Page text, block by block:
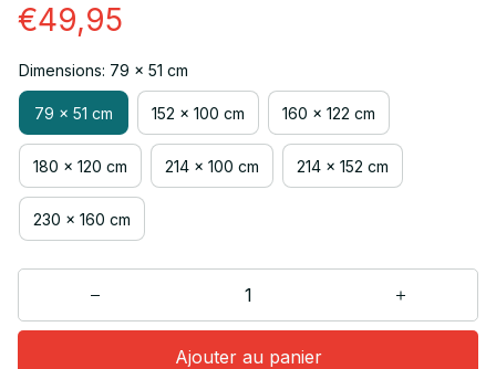
€49,95
Dimensions: 79 x 51 cm
79 x 51 cm 152 x 100 cm 160 x 122 cm
180 x 120 cm 214 x 100 cm 214 x 152 cm
230 x 160 cm
Ajouter au panier